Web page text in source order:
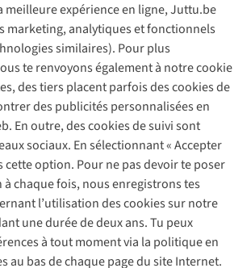
meilleure expérience en ligne, Juttu.be
marketing, analytiques et fonctionnels
similaires). Pour plus
te renvoyons également à notre cookie
des tiers placent parfois des cookies de
des publicités personnalisées en
En outre, des cookies de suivi sont
sociaux. En sélectionnant « Accepter
cette option. Pour ne pas devoir te poser
chaque fois, nous enregistrons tes
l’utilisation des cookies sur notre
une durée de deux ans. Tu peux
à tout moment via la politique en
au bas de chaque page du site Internet.
Suivez-nous